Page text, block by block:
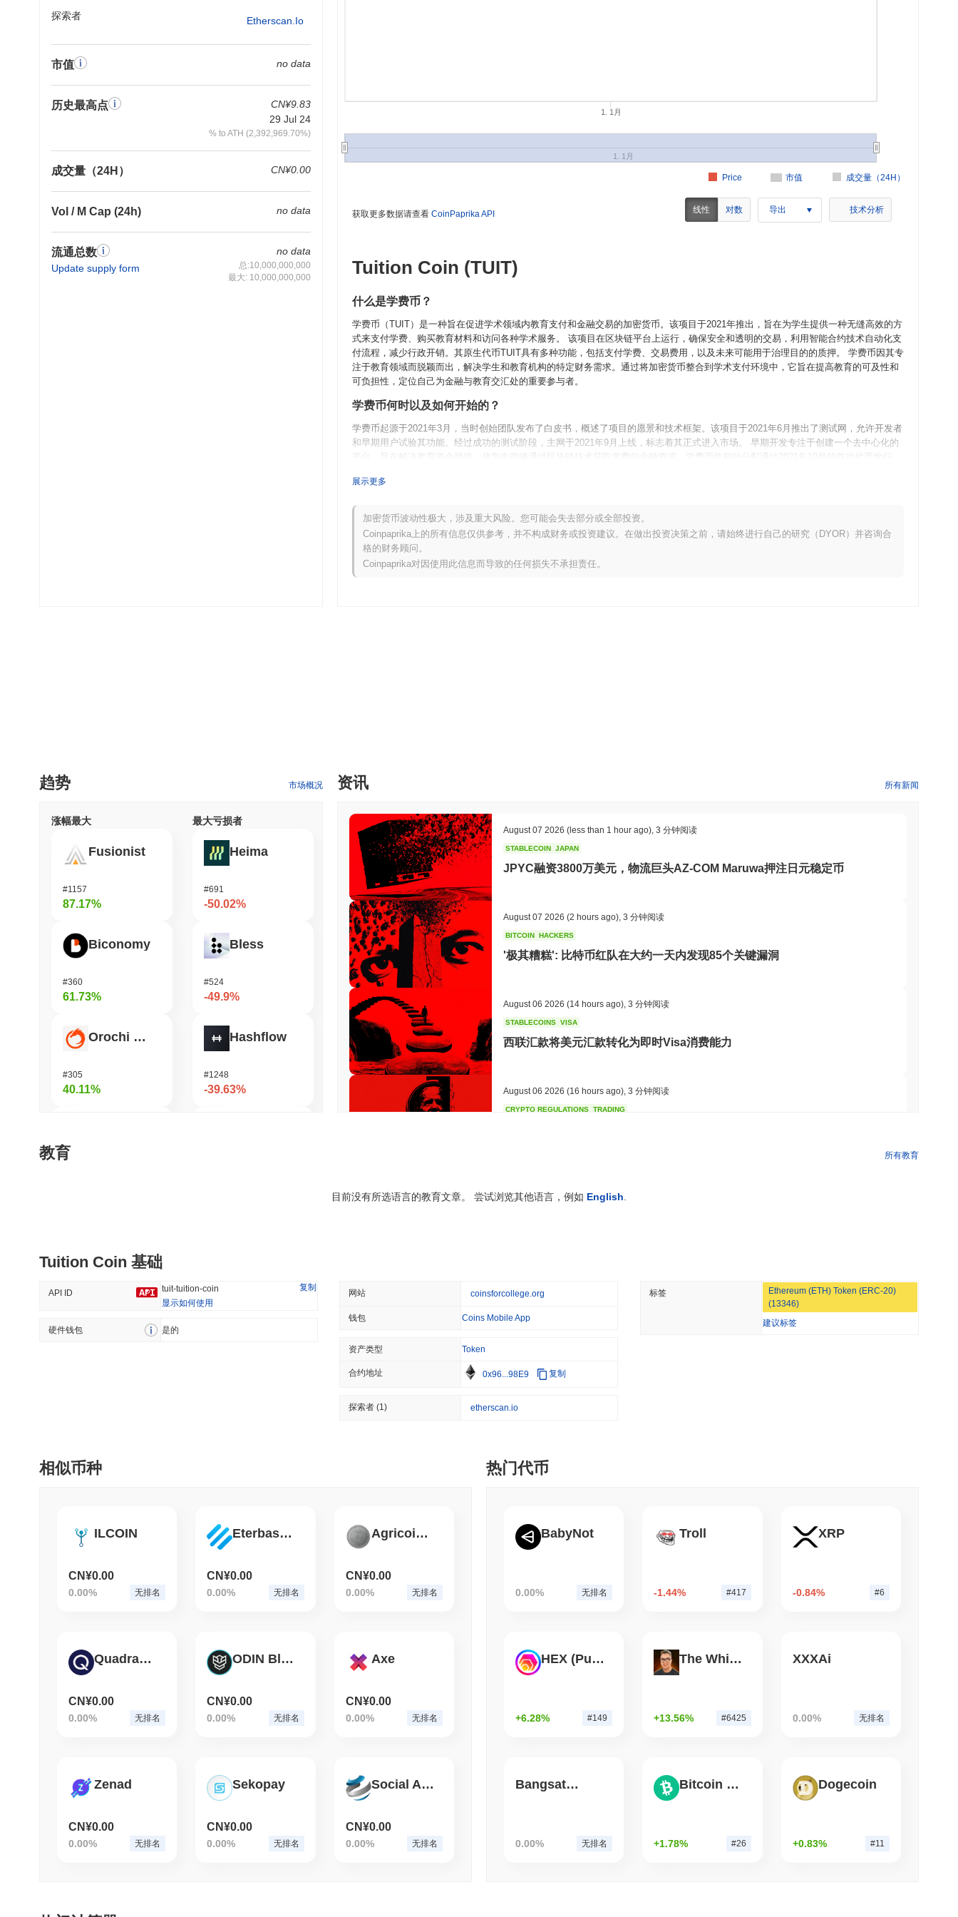
探索者 Etherscan.io
市值 no data
历史最高点
CN¥9.83
29 Jul 24
% to ATH (2,392,969.70%)
成交量（24H） CN¥0.00
Vol / M Cap (24h) no data
流通总数
Update supply form
no data
总:10,000,000,000
最大: 10,000,000,000
市值 成交量（24H）
Price
1. 1月
1. 1月
获取更多数据请查看 CoinPaprika API 线性 对数 导出 技术分析
Tuition Coin (TUIT)
什么是学费币？
学费币（TUIT）是一种旨在促进学术领域内教育支付和金融交易的加密货币。该项目于2021年推出，旨在为学生提供一种无缝高效的方
式来支付学费、购买教育材料和访问各种学术服务。 该项目在区块链平台上运行，确保安全和透明的交易，利用智能合约技术自动化支
付流程，减少行政开销。其原生代币TUIT具有多种功能，包括支付学费、交易费用，以及未来可能用于治理目的的质押。 学费币因其专
注于教育领域而脱颖而出，解决学生和教育机构的特定财务需求。通过将加密货币整合到学术支付环境中，它旨在提高教育的可及性和
可负担性，定位自己为金融与教育交汇处的重要参与者。
学费币何时以及如何开始的？
学费币起源于2021年3月，当时创始团队发布了白皮书，概述了项目的愿景和技术框架。该项目于2021年6月推出了测试网，允许开发者
和早期用户试验其功能。经过成功的测试阶段，主网于2021年9月上线，标志着其正式进入市场。 早期开发专注于创建一个去中心化的
平台，旨在解决教育资金挑战，使学生能够通过区块链技术获取学费的金融资源。学费币的初始分配通过2021年10月的首次代币发行
长和采用奠定了基础。
学费币未来有什么计划？
根据官方更新，学费币正在为2024年第一季度的重大协议升级做准备，旨在提高交易效率和用户体验。此次升级将引入新功能，旨在简
化教育服务的支付流程，使用户更容易与教育机构进行交易。此外，学费币计划在2024年与多所大学和教育平台建立合作伙伴关系，以
扩展其生态系统并增加采用率。这些举措旨在改善学生和教育提供者的可及性和可用性。对这些里程碑的进展将通过其官方沟通渠道和
路线图更新进行跟踪。
化应用（dApps）的工具和资源，这些应用可以整合教育服务，增强生态系统的整体功能。该平台还可能支持接受TUIT的各种钱包和市
及性和可负担性。
学费币仍然活跃或相关吗？
学费币通过其最近的更新和持续的社区参与保持活跃。截至2023年9月，该项目宣布与多所教育机构建立新合作伙伴关系，以促进使用
学费币进行学费支付，增强其在教育领域的实用性。开发工作目前专注于提高交易效率，并通过战略营销举措扩大用户基础。 该项目在
多个交易平台上保持存在，持续的交易量表明投资者的持续兴趣。此外，观察到活跃的治理提案，反映出对社区参与和决策的承诺。这
些因素强调了学费币在加密货币领域的相关性，特别是在教育融资的细分市场中。总体而言，合作伙伴关系、活跃的治理和市场存在的
结合支持了其在数字货币不断发展的环境中的持续重要性。
学费币是为谁设计的？
学费币主要为学生和教育机构设计，使他们能够以更高效和可及的方式促进和管理学费支付。它提供了工具和资源，包括用户友好的钱
包和支付系统，以支持教育领域内的无缝交易和财务管理。 次要参与者包括教育工作者和管理人员，他们可以利用该平台管理学费和财
务记录。他们通过允许轻松跟踪支付和财务报告的功能进行参与，从而有助于简化教育融资流程。此外，开发者可能会发现机会来创建
增强学费币生态系统的应用程序或服务，进一步支持主要用户群体。总体而言，学费币旨在改善学生和机构的财务体验，使教育变得更
加可及和可管理。
学费币是如何保障安全的？
学费币使用权益证明（PoS）共识机制，验证者负责确认交易并维护网络的完整性。在此模型中，参与者可以通过质押一定数量的学费
币成为验证者，这激励他们诚实行事，因为他们质押的资产面临风险。该协议采用先进的加密技术，如椭圆曲线数字签名算法
（ECDSA），以确保安全的身份验证和数据完整性。 为了对齐激励，网络通过交易费用和新铸造的币奖励验证者参与验证过程。此
外，对于恶意行为或未能正确验证交易的行为有削减惩罚，这进一步抑制了不诚实的行为。网络的安全性通过定期审计和治理流程得到
题。 此外，社区对治理模型存在争议，一些利益相关者对决策过程表示不满。团队通过实施更透明的治理结构来解决这些问题，允许更
我在哪里可以购买 Tuition Coin (TUIT)?
Tuition Coin (TUIT) 在 centralized and decentralized 加密货币交易所广泛可用。
截至过去24小时,Tuition Coin 的交易量为
历史最高价(ATH):
Tuition Coin 目前的交易价格低于其ATH ~100.00%
现强劲。
展示更多
加密货币波动性极大，涉及重大风险。您可能会失去部分或全部投资。
Coinpaprika上的所有信息仅供参考，并不构成财务或投资建议。在做出投资决策之前，请始终进行自己的研究（DYOR）并咨询合
格的财务顾问。
Coinpaprika对因使用此信息而导致的任何损失不承担责任。
趋势 市场概况
涨幅最大
Fusionist
#1157
87.17%
Biconomy
#360
61.73%
Orochi Network
#305
40.11%
#385
最大亏损者
Heima
#691
-50.02%
Bless
#524
-49.9%
Hashflow
#1248
-39.63%
趋势
资讯 所有新闻
August 07 2026 (less than 1 hour ago) 3 分钟阅读
STABLECOIN JAPAN
JPYC融资3800万美元，物流巨头AZ-COM Maruwa押注日元稳定币
August 07 2026 (2 hours ago) 3 分钟阅读
BITCOIN HACKERS
'极其糟糕': 比特币红队在大约一天内发现85个关键漏洞
August 06 2026 (14 hours ago) 3 分钟阅读
STABLECOINS VISA
西联汇款将美元汇款转化为即时Visa消费能力
August 06 2026 (16 hours ago) 3 分钟阅读
CRYPTO REGULATIONS TRADING
AI AGENTS PAYMENTS
Boltz 在 AI 攻击者超越其团队后关闭了自己的比特币桥接
CIRCLE TOKENIZATION
美国和英国加深稳定币对齐，GENIUS法案规则推迟至2027年
August 06 2026
CRYPTO SERVICES
以太坊研究人员希望燃烧验证者奖励以将质押限制在50%
教育 所有教育
目前没有所选语言的教育文章。 尝试浏览其他语言，例如 English
Tuition Coin 基础
API ID tuit-tuition-coin
复制
显示如何使用
硬件钱包 是的
网站 coinsforcollege.org
钱包 Coins Mobile App
资产类型 Token
合约地址 0x96...98E9 复制
探索者(1) etherscan.io
标签
Ethereum (ETH) Token (ERC-20)
(13346)
建议标签
相似币种
ILCOIN
CN¥0.00
0.00% 无排名
Eterbase Coin
CN¥0.00
0.00% 无排名
Agricoin Masternode
CN¥0.00
0.00% 无排名
QuadrantProtocol
CN¥0.00
0.00% 无排名
ODIN Blockchain
CN¥0.00
0.00% 无排名
Axe
CN¥0.00
0.00% 无排名
Zenad
CN¥0.00
0.00% 无排名
Sekopay
CN¥0.00
0.00% 无排名
Social Activity Token
CN¥0.00
0.00% 无排名
热门代币
BabyNot
0.00% 无排名
Troll
-1.44% #417
XRP
-0.84% #6
HEX (Pulsechain)
+6.28% #149
The White Bull
+13.56% #6425
XXXAi
0.00% 无排名
Bangsat 666
0.00% 无排名
Bitcoin Cash
+1.78% #26
Dogecoin
+0.83% #11